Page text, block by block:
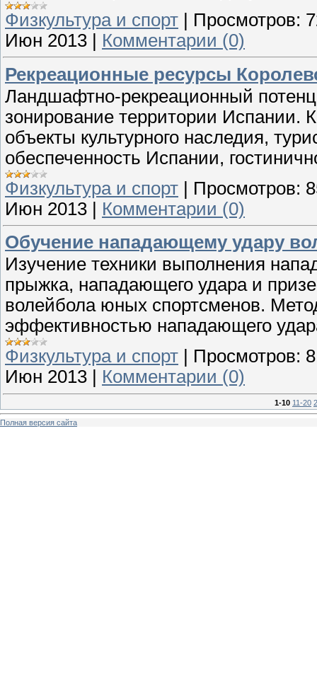
Физкультура и спорт
Просмотров:
Июн 2013
Комментарии (0)
Рекреационные ресурсы
Ландшафтно-рекреационный
зонирование территории Испании.
объекты культурного наследия,
обеспеченность Испании,
Физкультура и спорт | Просмотров:
Июн 2013 | Комментарии (0)
Обучение нападающему удару
Изучение техники выполнения
прыжка, нападающего удара и
волейбола юных спортсменов.
эффективностью нападающего
Физкультура и спорт
Просмотров:
Июн 2013
Комментарии (0)
1-10 11-20
Полная версия сайта